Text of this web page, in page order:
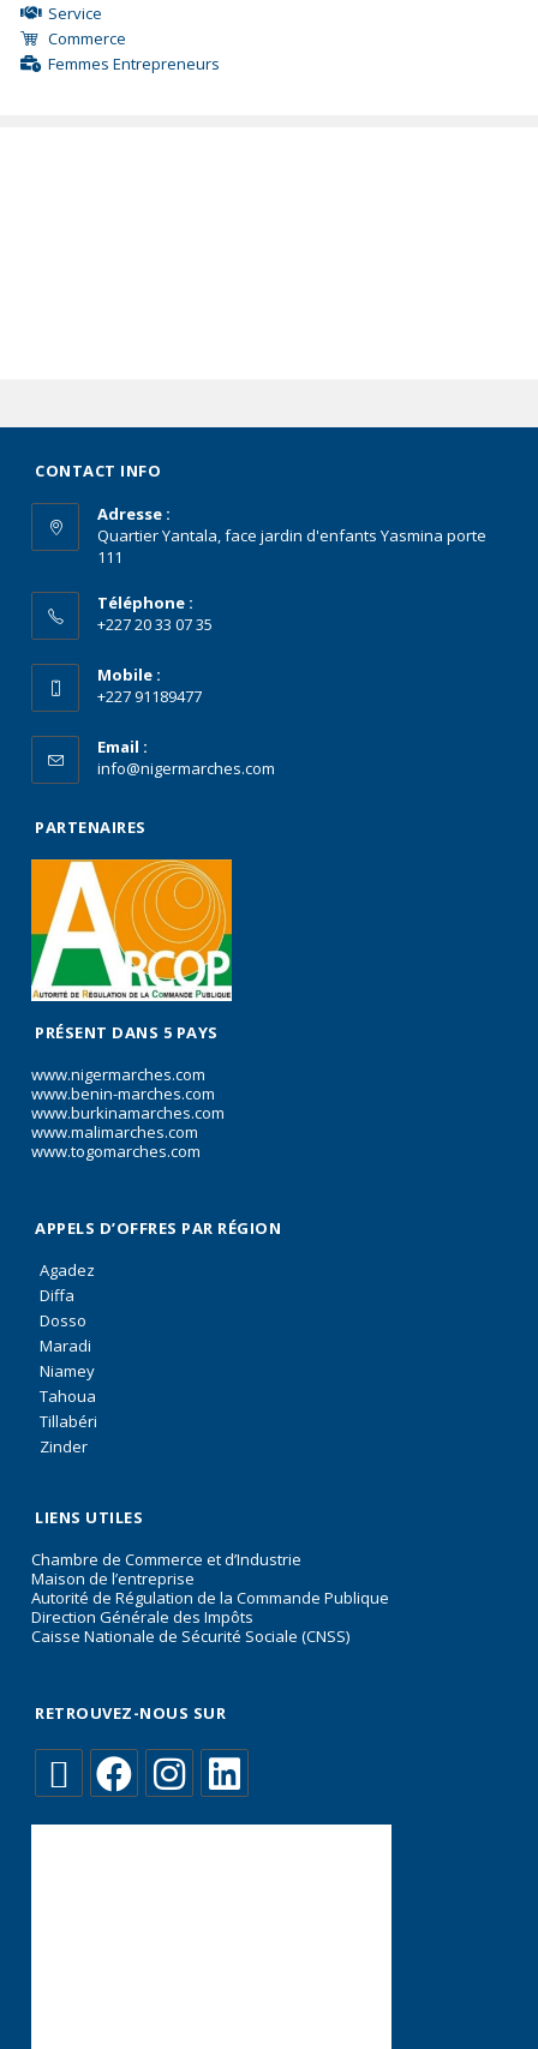
Service
Commerce
Femmes Entrepreneurs
CONTACT INFO
Adresse :
Quartier Yantala, face jardin d'enfants Yasmina porte
111
Téléphone :
+227 20 33 07 35
Mobile :
+227 91189477
Email :
info@nigermarches.com
PARTENAIRES
PRÉSENT DANS 5 PAYS
www.nigermarches.com
www.benin-marches.com
www.burkinamarches.com
www.malimarches.com
www.togomarches.com
APPELS D’OFFRES PAR RÉGION
Agadez
Diffa
Dosso
Maradi
Niamey
Tahoua
Tillabéri
Zinder
LIENS UTILES
Chambre de Commerce et d’Industrie
Maison de l’entreprise
Autorité de Régulation de la Commande Publique
Direction Générale des Impôts
Caisse Nationale de Sécurité Sociale (CNSS)
RETROUVEZ-NOUS SUR